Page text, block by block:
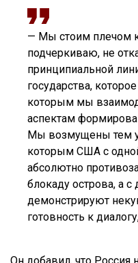
— Мы стоим плечом
подчеркиваю, не
принципиальной
государства,
которым мы
аспектам
Мы возмущены тем
которым США с
абсолютно
блокаду острова, а с
демонстрируют
готовность к